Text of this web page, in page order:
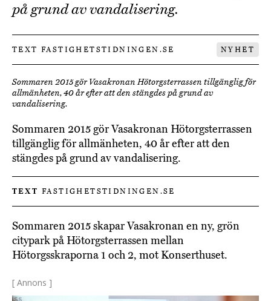
på grund av vandalisering.
TEXT FASTIGHETSTIDNINGEN.SE NYHET
Sommaren 2015 gör Vasakronan Hötorgsterrassen tillgänglig för
allmänheten, 40 år efter att den stängdes på grund av
vandalisering.
Sommaren 2015 gör Vasakronan Hötorgsterrassen
tillgänglig för allmänheten, 40 år efter att den
stängdes på grund av vandalisering.
TEXT FASTIGHETSTIDNINGEN.SE
Sommaren 2015 skapar Vasakronan en ny, grön
citypark på Hötorgsterrassen mellan
Hötorgsskraporna 1 och 2, mot Konserthuset.
[ Annons ]